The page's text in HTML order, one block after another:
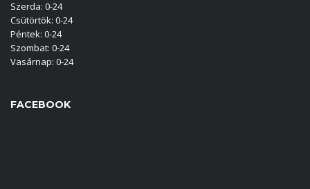
Szerda: 0-24
Csütörtök: 0-24
Péntek: 0-24
Szombat: 0-24
Vasárnap: 0-24
FACEBOOK